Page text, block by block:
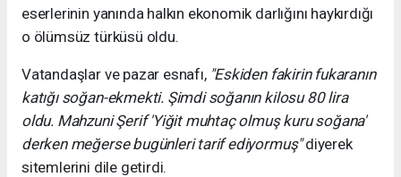
eserlerinin yanında halkın ekonomik darlığını haykırdığı
o ölümsüz türküsü oldu.
Vatandaşlar ve pazar esnafı, "Eskiden fakirin fukaranın
katığı soğan-ekmekti. Şimdi soğanın kilosu 80 lira
oldu. Mahzuni Şerif 'Yiğit muhtaç olmuş kuru soğana'
derken meğerse bugünleri tarif ediyormuş"diyerek
sitemlerini dile getirdi.